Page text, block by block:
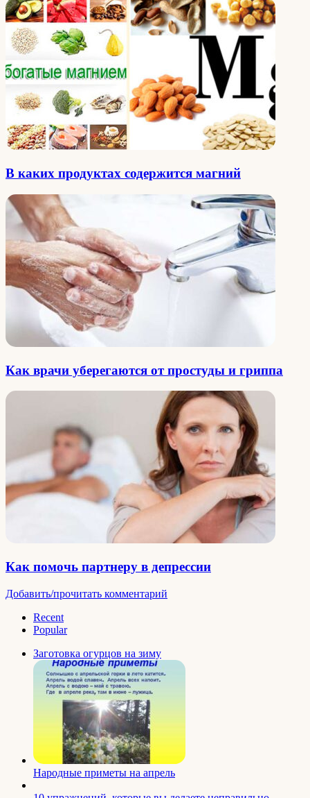
В каких продуктах содержится магний
Как врачи уберегаются от простуды и гриппа
Как помочь партнеру в депрессии
Добавить/прочитать комментарий
Recent
Popular
Заготовка огурцов на зиму
Народные приметы на апрель